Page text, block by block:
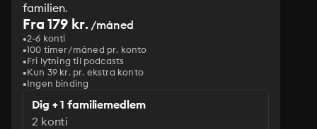
familien.
Fra 179 kr./måned
2-6 konti
100 timer/måned pr. konto
Fri lytning til podcasts
Kun 39 kr. pr. ekstra konto
Ingen binding
Dig + 1 familiemedlem
2 konti